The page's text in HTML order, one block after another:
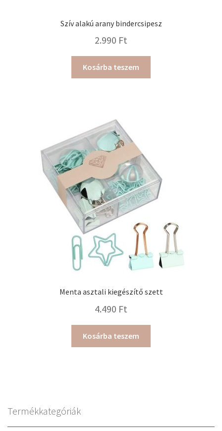
Szív alakú arany bindercsipesz
2.990 Ft
Kosárba teszem
Menta asztali kiegészítő szett
4.490 Ft
Kosárba teszem
Termékkategóriák